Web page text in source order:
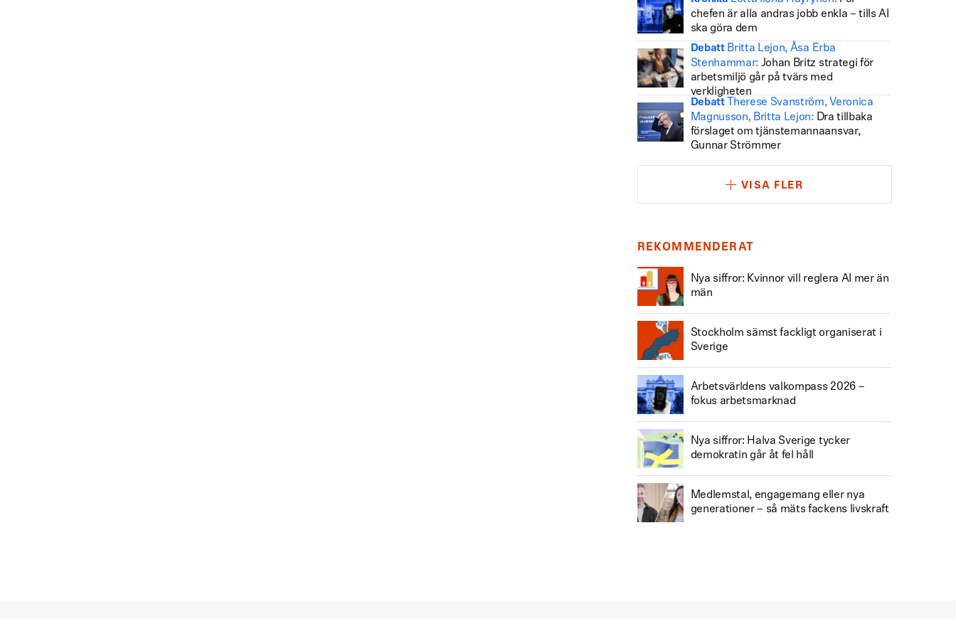
chefen är alla andras jobb enkla – tills AI
ska göra dem
Debatt Britta Lejon, Åsa Erba
Stenhammar: Johan Britz strategi för
arbetsmiljö går på tvärs med
verkligheten
Debatt
Therese Svanström, Veronica
Magnusson, Britta Lejon: Dra tillbaka
förslaget om tjänstemannaansvar,
Gunnar Strömmer
VISA FLER
REKOMMENDERAT
Nya siffror: Kvinnor vill reglera AI mer än
män
Stockholm sämst fackligt organiserat i
Sverige
Arbetsvärldens valkompass 2026 –
fokus arbetsmarknad
Nya siffror: Halva Sverige tycker
demokratin går åt fel håll
Medlemstal, engagemang eller nya
generationer – så mäts fackens livskraft